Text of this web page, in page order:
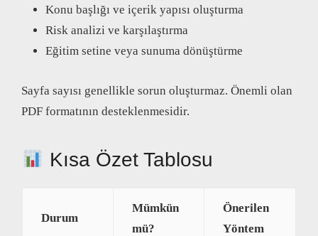
Konu başlığı ve içerik yapısı oluşturma
Risk analizi ve karşılaştırma
Eğitim setine veya sunuma dönüştürme
Sayfa sayısı genellikle sorun oluşturmaz. Önemli olan
PDF formatının desteklenmesidir.
Kısa Özet Tablosu
Durum
Mümkün
mü?
Önerilen
Yöntem